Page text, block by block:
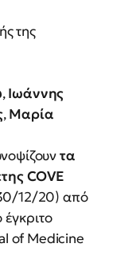
της
,Ιωάννης
,Μαρία
τα
COVE
12/20) από
of Medicine